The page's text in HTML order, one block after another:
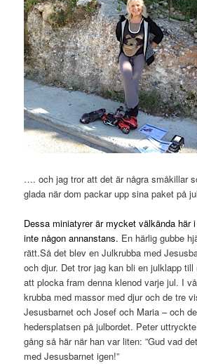
…. och jag tror att det är några småkillar
glada när dom packar upp sina paket på
Dessa miniatyrer är mycket välkända här
inte någon annanstans. En härlig gubbe
rätt.Så det blev en Julkrubba med
och djur. Det tror jag kan bli en julklapp
att plocka fram denna klenod varje jul. I
krubba med massor med djur och de tre
Jesusbarnet och Josef och Maria – och
hedersplatsen på julbordet. Peter
gång så här när han var liten: ”Gud vad
med Jesusbarnet igen!”